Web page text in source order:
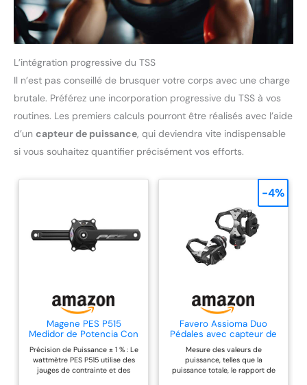
L’intégration progressive du TSS
Il n’est pas conseillé de brusquer votre corps avec une charge
brutale. Préférez une incorporation progressive du TSS à vos
routines. Les premiers calculs pourront être réalisés avec l’aide
d’un capteur de puissance, qui deviendra vite indispensable
si vous souhaitez quantifier précisément vos efforts.
Magene PES P515
Medidor de Potencia Con
Bielas, Base 4 Boulons,
110BCD, Equilibre de
Pédale de Cadence,
Broche en Acier de
Précision de Puissance ± 1 % : Le
wattmètre PES P515 utilise des
jauges de contrainte et des
Favero Assioma Duo
Pédales avec capteur de
puissance Système ANT+
et Bluetooth
Mesure des valeurs de
puissance, telles que la
puissance totale, le rapport de
-4%